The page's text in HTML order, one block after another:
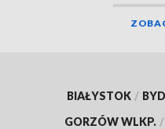
BIAŁYSTOK /
GORZÓW WLKP. /